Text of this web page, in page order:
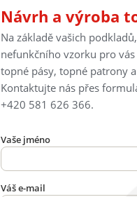
Návrh a výroba
Na základě vašich
nefunkčního vzorku pro
topné pásy, topné patrony
Kontaktujte nás přes
+420 581 626 366.
Vaše jméno
Váš e-mail